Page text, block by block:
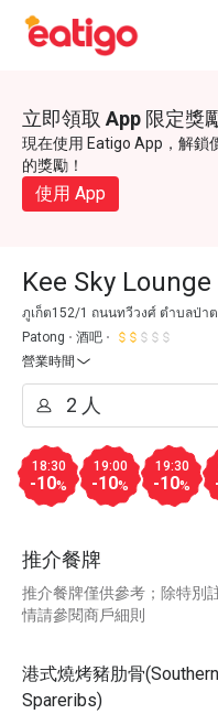
立即領取 App 限定獎
現在使用 Eatigo App，解鎖
的獎勵！
使用 App
Kee Sky
ภูเก็ต152/1 ถนนทวีวงศ์ ตำบลป่า
Patong
酒吧
營業時間
18:30
-10%
19:00
-10%
19:30
-10%
推介餐牌
推介餐牌僅供參考；除特別
情請參閱商戶細則
港式燒烤豬肋骨
Spareribs)